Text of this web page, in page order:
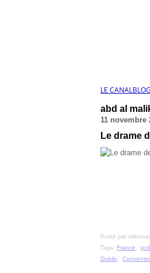
LE
abd al
11 novembre
Le drame
Posté par
Tags: France
Dublin